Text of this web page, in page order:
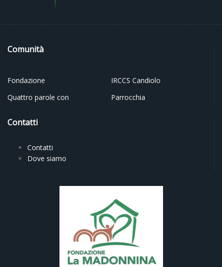
Comunità
Fondazione
IRCCS Candiolo
Quattro parole con
Parrocchia
Contatti
Contatti
Dove siamo